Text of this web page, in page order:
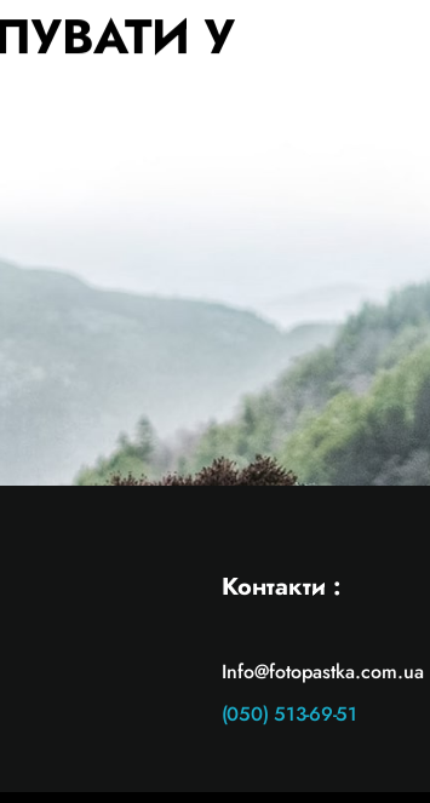
У
Контакти :
Info@fotopastka.com.ua
(050) 513-69-51